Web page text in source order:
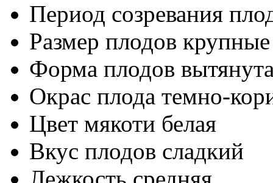
Период созревания
Размер плодов крупные
Форма плодов
Окрас плода темно-
Цвет мякоти белая
Вкус плодов сладкий